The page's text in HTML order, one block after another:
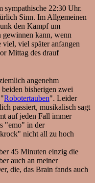
22:30 Uhr.
Sinn. Im Allgemeinen
den Kampf um
gewinnen kann, wenn
viel später anfangen
Mittag des drauf
angenehm
bisherigen zwei
Robotertauben". Leider
passiert, musikalisch sagt
auf jeden Fall immer
"emo" in der
nicht all zu hoch
45 Minuten einzig die
auch an meiner
die, das Brain fands auch